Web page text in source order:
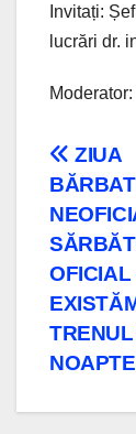
Invitați:
lucrări dr.
în
ZIUA
OFICIAL